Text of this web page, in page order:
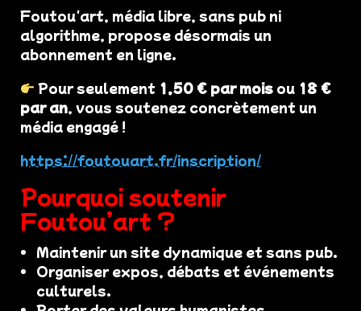
Foutou'art, média libre, sans pub ni
algorithme, propose désormais un
abonnement en ligne.
Pour seulement 1,50 € par mois ou 18 €
par an, vous soutenez concrètement un
média engagé !
https://foutouart.fr/inscription/
Pourquoi soutenir
Foutou’art ?
Maintenir un site dynamique et sans pub.
Organiser expos, débats et événements
culturels.